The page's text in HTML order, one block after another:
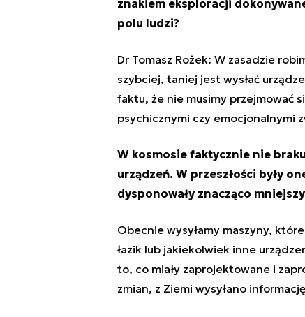
znakiem eksploracji
polu ludzi?
Dr Tomasz Rożek: W zasadzie
szybciej, taniej jest wysłać
faktu, że nie musimy przejmować
psychicznymi czy emocjonalnymi
W kosmosie faktycznie nie
urządzeń. W przeszłości były
dysponowały znacząco
Obecnie wysyłamy maszyny,
łazik lub jakiekolwiek inne
to, co miały zaprojektowane i
zmian, z Ziemi wysyłano